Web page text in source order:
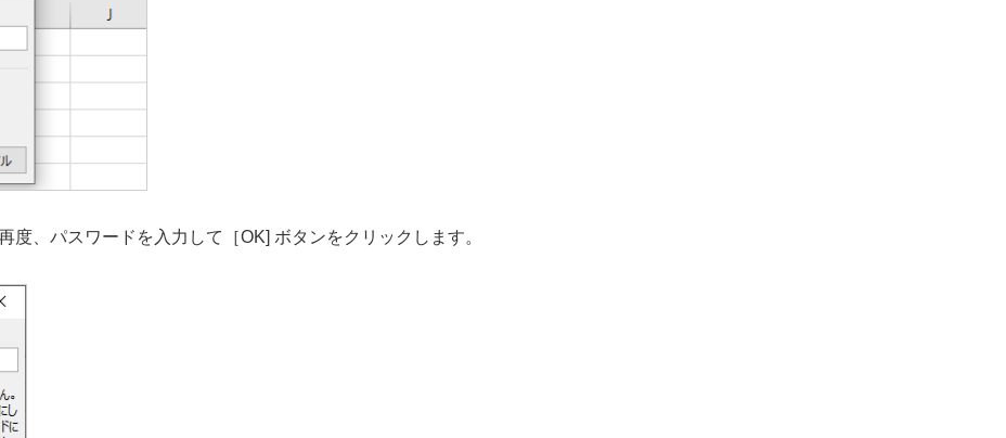
度、パスワードを入力して［OK] ボタンをクリックします。